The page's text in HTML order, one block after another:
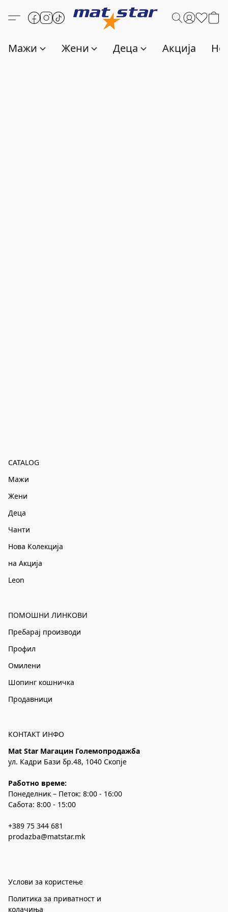
Мажи Жени Деца Акција
CATALOG
Мажи
Жени
Деца
Чанти
Нова Колекција
на Акција
Leon
ПОМОШНИ ЛИНКОВИ
Пребарај производи
Профил
Омилени
Шопинг кошничка
Продавници
КОНТАКТ ИНФО
Mat Star Магацин Големопродажба
ул. Кадри Бази бр.48, 1040 Скопје
Работно време:
Понеделник – Петок: 8:00 - 16:00
Сабота: 8:00 - 15:00
+389 75 344 681
prodazba@matstar.mk
Услови за користење
Политика за приватност и
колачиња